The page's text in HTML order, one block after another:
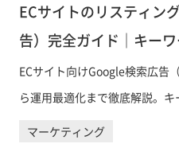
ECサイトのリスティン
告）完全ガイド｜キー
まで
ECサイト向けGoogle検索広告
ら運用最適化まで徹底解説。
文作成・ROAS改善の実践手
マーケティング